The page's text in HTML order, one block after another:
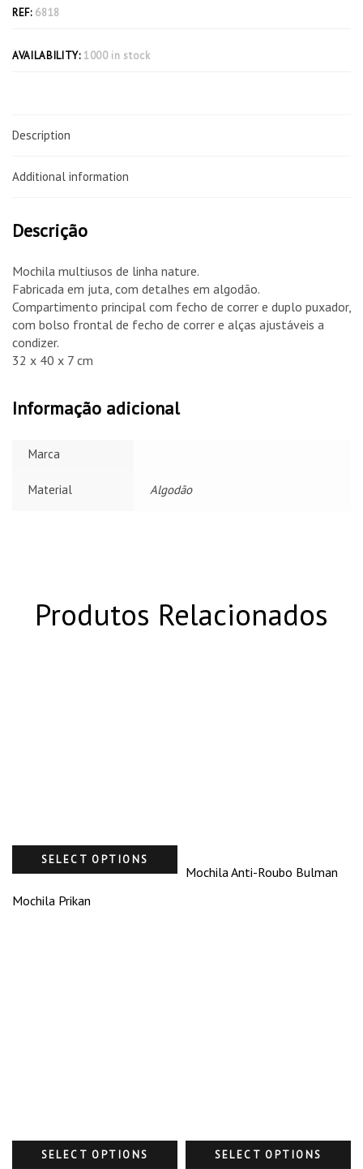
REF: 6818
AVAILABILITY: 1000 in stock
Description
Additional information
Descrição
Mochila multiusos de linha nature.
Fabricada em juta, com detalhes em algodão.
Compartimento principal com fecho de correr e duplo puxador,
com bolso frontal de fecho de correr e alças ajustáveis a
condizer.
32 x 40 x 7 cm
Informação adicional
Marca
Material Algodão
Produtos Relacionados
SELECT OPTIONS
Mochila Prikan
Mochila Anti-Roubo Bulman
SELECT OPTIONS SELECT OPTIONS